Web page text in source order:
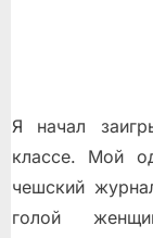
Я начал
классе. Мой
чешский
голой